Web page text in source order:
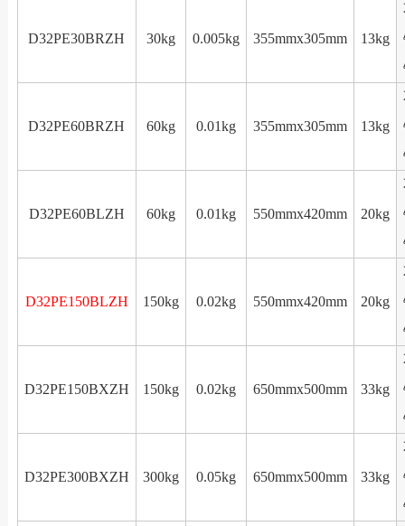
D32PE30BRZH 30kg 0.005kg 355mmx305mm 13kg
D32PE60BRZH 60kg 0.01kg 355mmx305mm 13kg
D32PE60BLZH 60kg 0.01kg 550mmx420mm 20kg
D32PE150BLZH 150kg 0.02kg 550mmx420mm 20kg
D32PE150BXZH 150kg 0.02kg 650mmx500mm 33kg
D32PE300BXZH 300kg 0.05kg 650mmx500mm 33kg